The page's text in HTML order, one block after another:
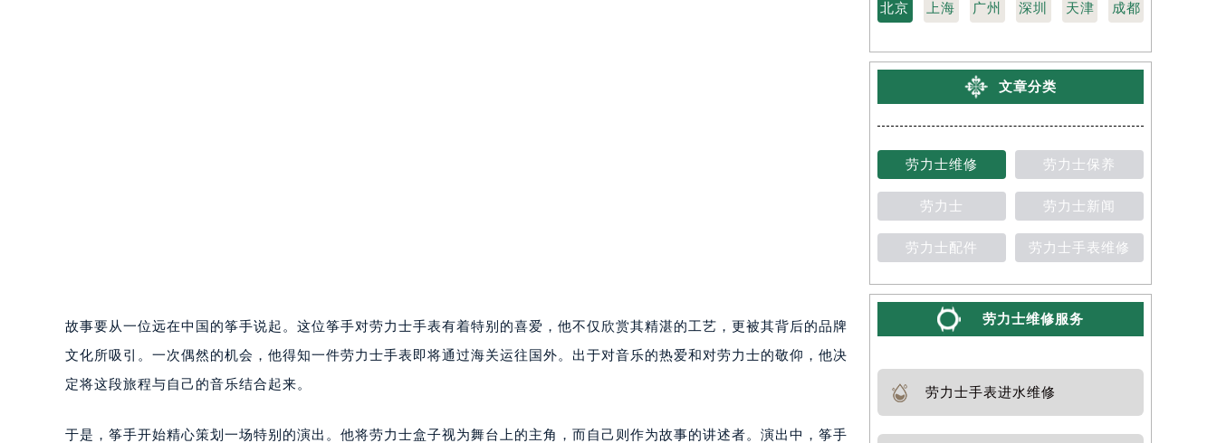
故事要从一位远在中国的筝手说起。这位筝手对劳力士手表有着特别的喜爱，他不仅欣赏其精湛的工艺，更被其背后的品牌
文化所吸引。一次偶然的机会，他得知一件劳力士手表即将通过海关运往国外。出于对音乐的热爱和对劳力士的敬仰，他决
定将这段旅程与自己的音乐结合起来。
于是，筝手开始精心策划一场特别的演出。他将劳力士盒子视为舞台上的主角，而自己则作为故事的讲述者。演出中，筝手
北京 上海 广州 深圳 天津 成都
文章分类
劳力士维修 劳力士保养
劳力士 劳力士新闻
劳力士配件 劳力士手表维修
劳力士维修服务
劳力士手表进水维修